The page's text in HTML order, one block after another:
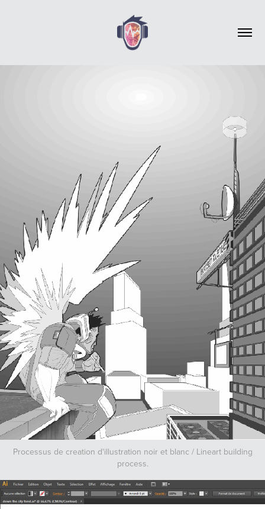
Processus de creation d'illustration noir et blanc / Lineart building
process.